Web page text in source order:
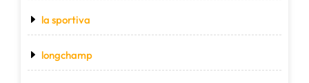
la sportiva
longchamp